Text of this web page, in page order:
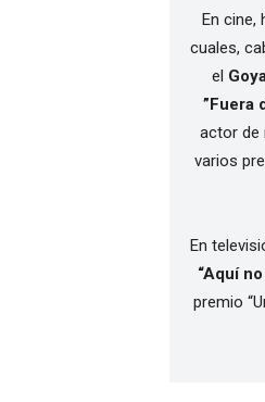
En cine,
cuales,
el
”Fuera
actor de
varios
En
“Aquí
premio